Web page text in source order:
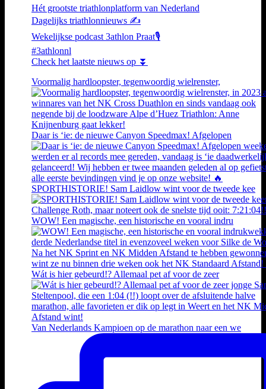
Hét grootste triathlonplatform van Nederland
Dagelijks triathlonnieuws ✍️
Wekelijkse podcast 3athlon Praat🎙️
#3athlonnl
Check het laatste nieuws op ⏬
Voormalig hardloopster, tegenwoordig wielrenster,
Daar is ‘ie: de nieuwe Canyon Speedmax! Afgelopen
SPORTHISTORIE! Sam Laidlow wint voor de tweede kee
WOW! Een magische, een historische en vooral indru
Wát is hier gebeurd!? Allemaal pet af voor de zeer
Van Nederlands Kampioen op de marathon naar een we